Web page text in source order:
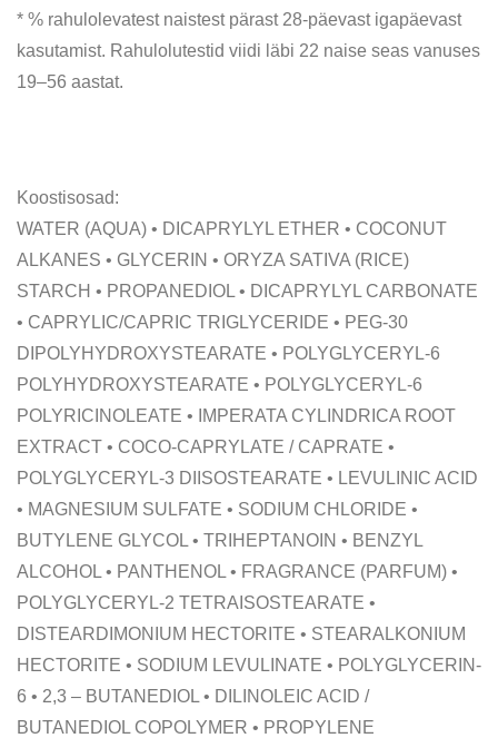
* % rahulolevatest naistest pärast 28-päevast igapäevast
kasutamist. Rahulolutestid viidi läbi 22 naise seas vanuses
19–56 aastat.
Koostisosad:
WATER (AQUA) • DICAPRYLYL ETHER • COCONUT
ALKANES • GLYCERIN • ORYZA SATIVA (RICE)
STARCH • PROPANEDIOL • DICAPRYLYL CARBONATE
• CAPRYLIC/CAPRIC TRIGLYCERIDE • PEG-30
DIPOLYHYDROXYSTEARATE • POLYGLYCERYL-6
POLYHYDROXYSTEARATE • POLYGLYCERYL-6
POLYRICINOLEATE • IMPERATA CYLINDRICA ROOT
EXTRACT • COCO-CAPRYLATE / CAPRATE •
POLYGLYCERYL-3 DIISOSTEARATE • LEVULINIC ACID
• MAGNESIUM SULFATE • SODIUM CHLORIDE •
BUTYLENE GLYCOL • TRIHEPTANOIN • BENZYL
ALCOHOL • PANTHENOL • FRAGRANCE (PARFUM) •
POLYGLYCERYL-2 TETRAISOSTEARATE •
DISTEARDIMONIUM HECTORITE • STEARALKONIUM
HECTORITE • SODIUM LEVULINATE • POLYGLYCERIN-
6 • 2,3 – BUTANEDIOL • DILINOLEIC ACID /
BUTANEDIOL COPOLYMER • PROPYLENE